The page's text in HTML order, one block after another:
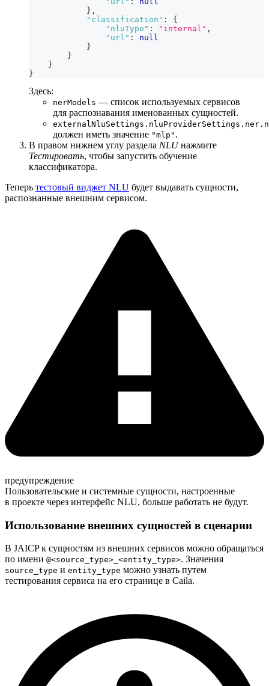
} ,
"classification" :
{
"nluType" : "internal" ,
"url" :
null
}
}
}
}
Здесь:
nerModels — список используемых сервисов
для распознавания именованных сущностей.
должен иметь значение "mlp" .
В правом нижнем углу раздела NLUнажмите
Тестировать, чтобы запустить обучение
классификатора.
Теперь тестовый виджет NLU будет выдавать сущности,
распознанные внешним сервисом.
предупреждение
Пользовательские и системные сущности, настроенные
в проекте через интерфейс NLU, больше работать не будут.
Использование внешних сущностей в сценарии
В JAICP к сущностям из внешних сервисов можно обращаться
по имени @<source_type>_<entity_type>. Значения
source_type и entity_type можно узнать путем
тестирования сервиса на его странице в Caila.